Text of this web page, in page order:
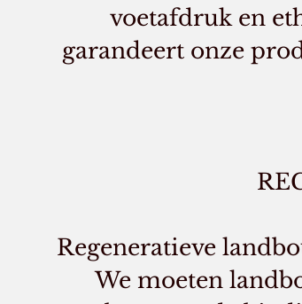
voetafdruk en
garandeert onze
Regeneratieve
We moeten